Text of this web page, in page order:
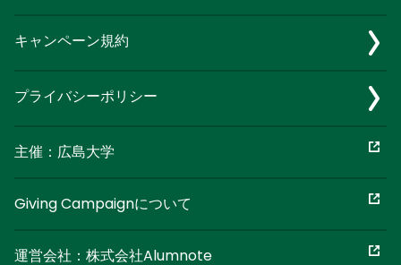
キャンペーン規約
プライバシーポリシー
主催：広島大学
Giving Campaignについて
運営会社：株式会社Alumnote